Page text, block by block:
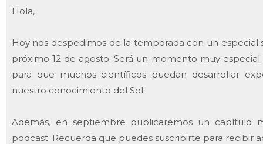
Hola,
Hoy nos despedimos de la temporada con un
próximo 12 de agosto. Será un momento muy
para que muchos científicos puedan desarrollar
nuestro conocimiento del Sol.
Además, en septiembre publicaremos un capítulo
podcast. Recuerda que puedes suscribirte para recibir